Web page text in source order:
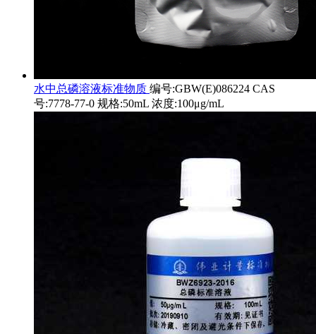
水中总磷溶液标准物质 编号:GBW(E)086224 CAS
号:7778-77-0 规格:50mL 浓度:100μg/mL